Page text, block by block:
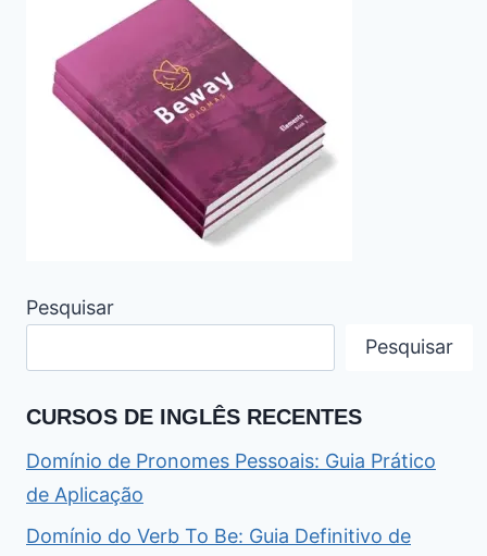
Pesquisar
Pesquisar
CURSOS DE INGLÊS RECENTES
Domínio de Pronomes Pessoais: Guia Prático
de Aplicação
Domínio do Verb To Be: Guia Definitivo de